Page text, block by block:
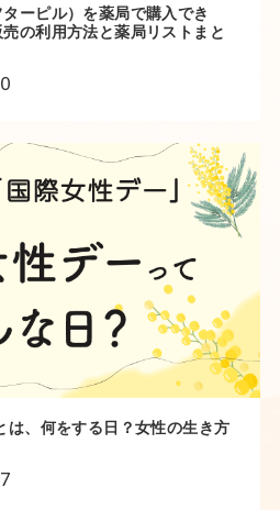
ーピル）を薬局で購入でき
の利用方法と薬局リストまと
、何をする日？女性の生き方